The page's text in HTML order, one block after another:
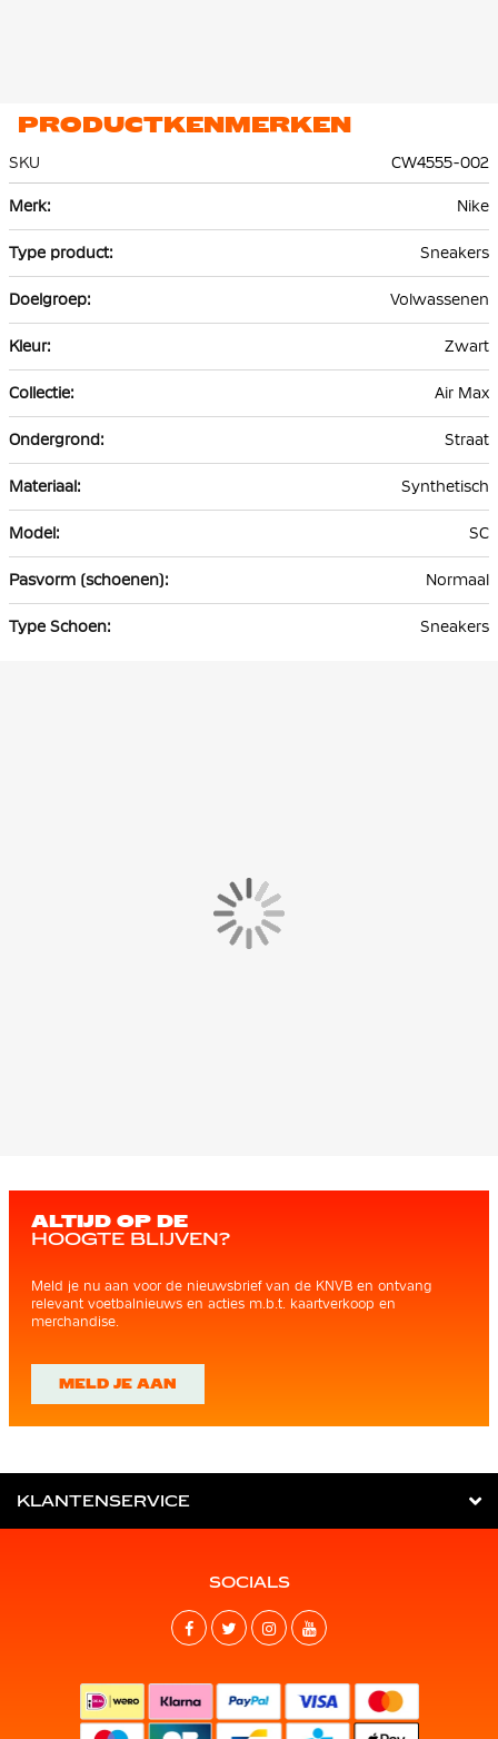
PRODUCTKENMERKEN
SKU
CW4555-002
informatie
Nike
Sneakers
Volwassenen
Zwart
Air Max
Straat
Synthetisch
SC
Normaal
Sneakers
ALTIJD OP DE
HOOGTE BLIJVEN?
Meld je nu aan voor de nieuwsbrief van de KNVB en ontvang
relevant voetbalnieuws en acties m.b.t. kaartverkoop en
merchandise.
MELD JE AAN
KLANTENSERVICE
SOCIALS